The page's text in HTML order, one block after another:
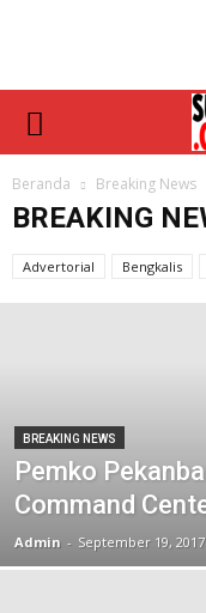
Beranda Breaking News
BREAKING
Advertorial Bengkalis
BREAKING NEWS
Pemko
Command
Admin - September 19, 2017